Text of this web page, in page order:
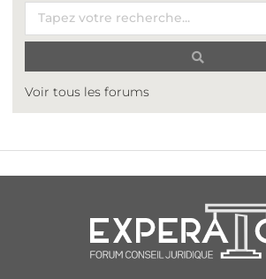
Voir tous les forums